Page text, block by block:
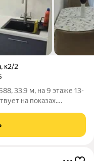
, к2/2
33.9 м, на 9 этаже 13-
на показах.
без детей,